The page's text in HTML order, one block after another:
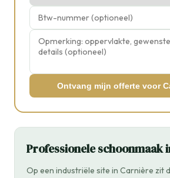
Ontvang mijn offerte voor
Professionele schoonmaak
Op een industriële site in Carnière zit